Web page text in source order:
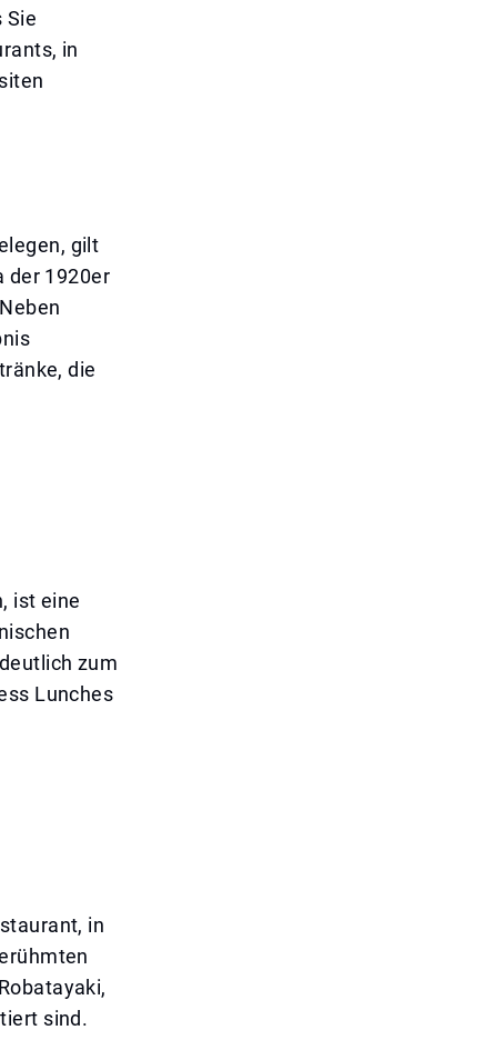
Sie
in
gilt
der 1920er
die
ist eine
zum
Lunches
in
sind.